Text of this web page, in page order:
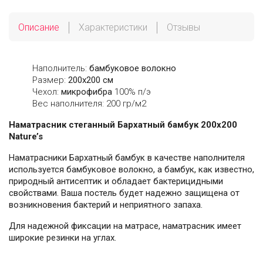
Описание Характеристики Отзывы
Наполнитель: бамбуковое волокно
Размер: 200х200 см
Чехол: микрофибра 100% п/э
Вес наполнителя: 200 гр/м2
Наматрасник стеганный Бархатный бамбук 200х200
Nature’s
Наматрасники Бархатный бамбук в качестве наполнителя
используется бамбуковое волокно, а бамбук, как известно,
природный антисептик и обладает бактерицидными
свойствами. Ваша постель будет надежно защищена от
возникновения бактерий и неприятного запаха.
Для надежной фиксации на матрасе, наматрасник имеет
широкие резинки на углах.